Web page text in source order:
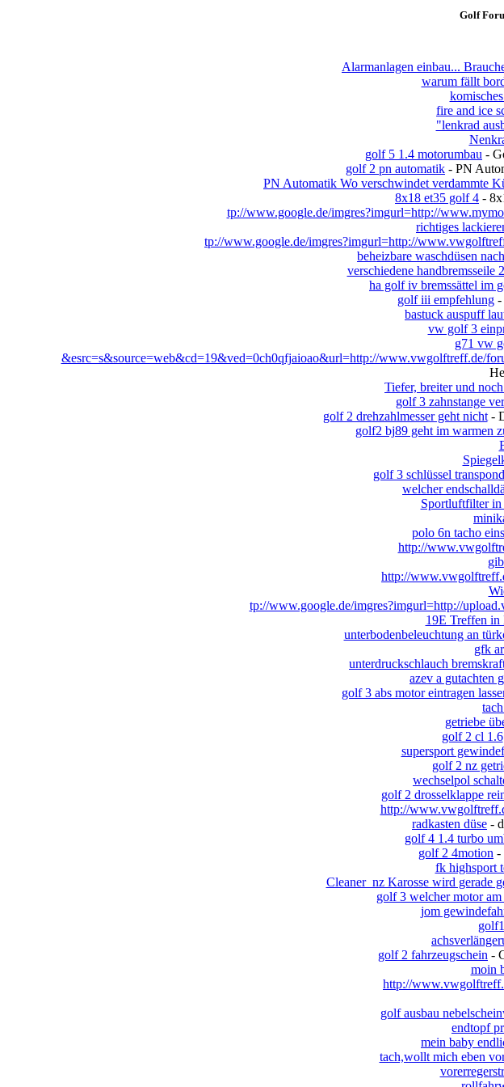
Golf
Alarmanlagen einbau...
warum fällt
fire and ice
"lenkrad
golf 5 1.4 motorumbau -
golf 2 pn automatik - PN
PN Automatik Wo verschwindet verdammte
8x18 et35 golf 4 -
tp://www.google.de/imgres?imgurl=http://
richtiges
tp://www.google.de/imgres?imgurl=http://
beheizbare waschdüsen
verschiedene handbremsseile
ha golf iv bremssättel im
golf iii empfehlung-
bastuck auspuff
vw golf 3
g71 vw
&esrc=s&source=web&cd=19&ved=0ch0qfjaioao&url=http://www.vwgolftreff.de/
Tiefer, breiter und
golf 3 zahnstange
golf 2 drehzahlmesser geht nicht-
golf2 bj89 geht im warmen
golf 3 schlüssel
welcher
Sportluftfilter
polo 6n tacho
http://
http://
tp://www.google.de/imgres?imgurl=http://
19E Treffen in
unterbodenbeleuchtung an
gfk
unterdruckschlauch
azev a gutachten
golf 3 abs motor eintragen
getriebe
golf 2 cl 1.6
supersport
golf 2 nz
wechselpol
golf 2 drosselklappe
http://
radkasten düse -
golf 4 1.4 turbo
golf 2 4motion -
fk highsport
Cleaner_nz Karosse wird gerade
golf 3 welcher motor am
jom
golf 2 fahrzeugschein -
moin
http://
golf ausbau
endtopf
mein baby
tach,wollt mich eben